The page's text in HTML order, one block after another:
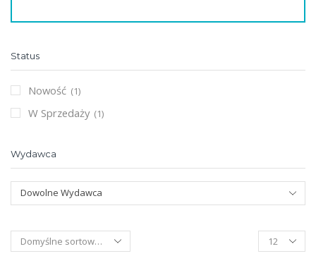
Products
per
Status
Nowość (1)
W Sprzedaży (1)
Wydawca
Dowolne Wydawca